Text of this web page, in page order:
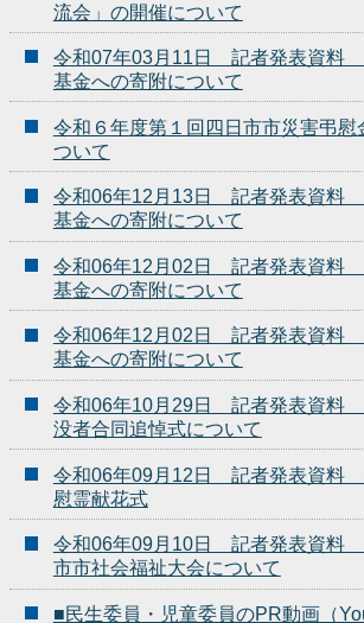
流会」の開催について
令和07年03月11日 記者発表資料
基金への寄附について
令和６年度第１回四日市市災害弔慰
ついて
令和06年12月13日 記者発表資料
基金への寄附について
令和06年12月02日 記者発表資料
基金への寄附について
令和06年12月02日 記者発表資料
基金への寄附について
令和06年10月29日 記者発表資料
没者合同追悼式について
令和06年09月12日 記者発表資料
慰霊献花式
令和06年09月10日 記者発表資料
市市社会福祉大会について
■民生委員・児童委員のPR動画（